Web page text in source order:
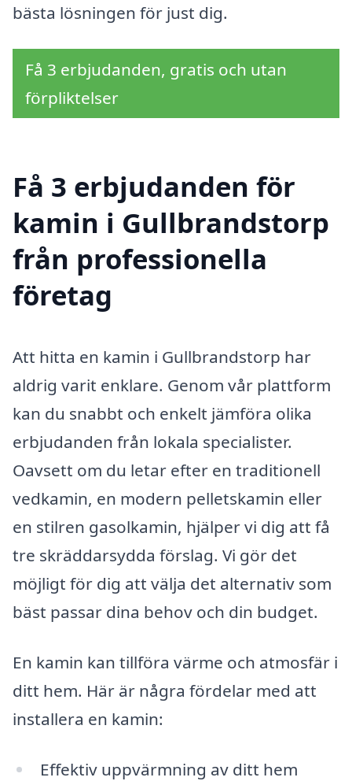
bästa lösningen för just dig.
Få 3 erbjudanden, gratis och utan
förpliktelser
Få 3 erbjudanden för
kamin i Gullbrandstorp
från professionella
företag
Att hitta en kamin i Gullbrandstorp har
aldrig varit enklare. Genom vår plattform
kan du snabbt och enkelt jämföra olika
erbjudanden från lokala specialister.
Oavsett om du letar efter en traditionell
vedkamin, en modern pelletskamin eller
en stilren gasolkamin, hjälper vi dig att få
tre skräddarsydda förslag. Vi gör det
möjligt för dig att välja det alternativ som
bäst passar dina behov och din budget.
En kamin kan tillföra värme och atmosfär i
ditt hem. Här är några fördelar med att
installera en kamin:
Effektiv uppvärmning av ditt hem